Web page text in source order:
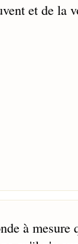
et de la
à mesure